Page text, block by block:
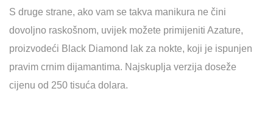
S druge strane, ako vam se takva manikura ne čini
dovoljno raskošnom, uvijek možete primijeniti Azature,
proizvodeći Black Diamond lak za nokte, koji je ispunjen
pravim crnim dijamantima. Najskuplja verzija doseže
cijenu od 250 tisuća dolara.